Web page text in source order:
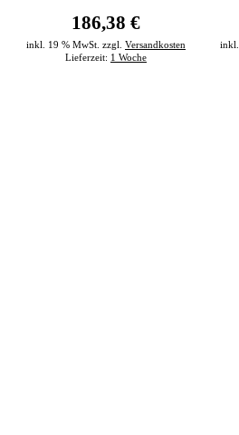
186,38 €
inkl. 19 % MwSt. zzgl. Versandkosten
Lieferzeit: 1 Woche
inkl.